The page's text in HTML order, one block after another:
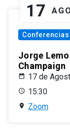
17
Conferencias
Jorge
Champaign
17 de
15:30
Zoom